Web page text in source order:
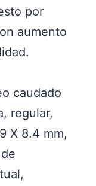
por
aumento
caudado
regular,
X 8.4 mm,